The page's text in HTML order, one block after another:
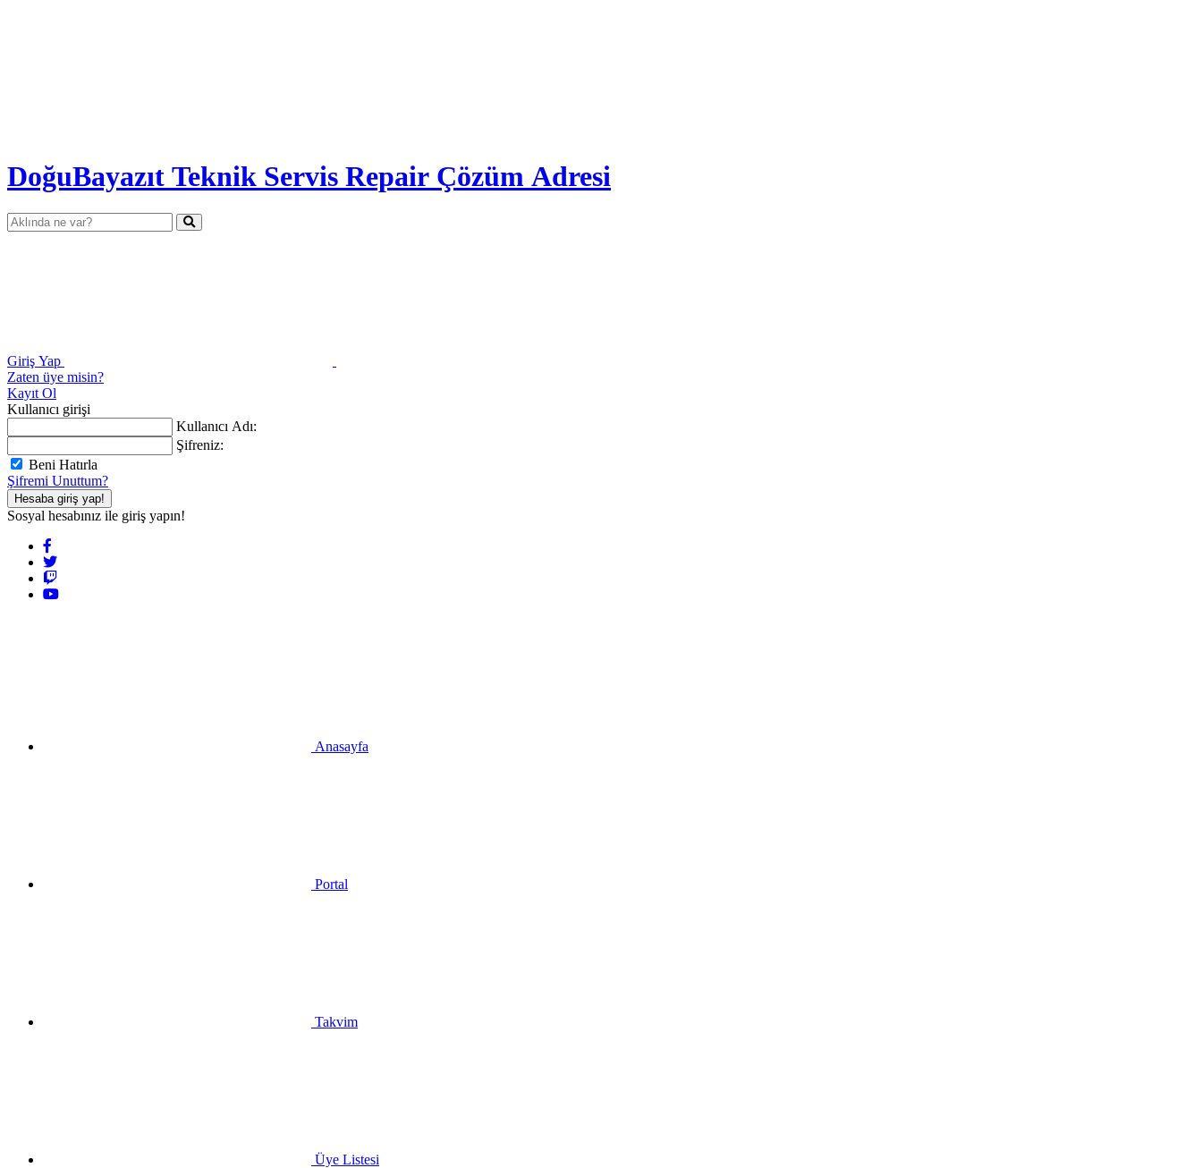
DoğuBayazıt Teknik Servis Repair Çözüm Adresi
Giriş Yap
Zaten üye misin?
Kayıt Ol
Kullanıcı girişi
Kullanıcı Adı:
Şifreniz:
Beni Hatırla
Şifremi Unuttum?
Hesaba giriş yap!
Sosyal hesabınız ile giriş yapın!
Anasayfa
Portal
Takvim
Üye Listesi